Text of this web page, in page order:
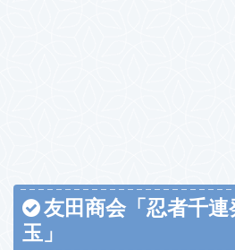
友田商会「忍者千
玉」